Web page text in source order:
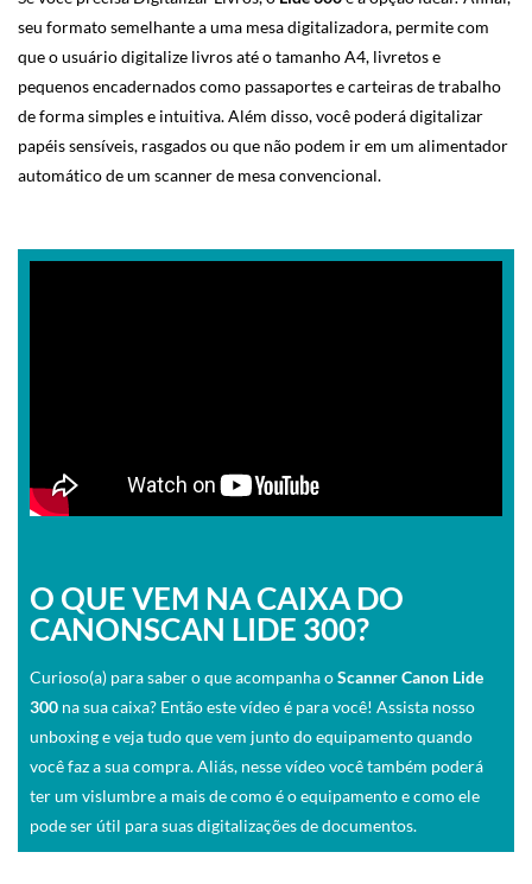
seu formato semelhante a uma mesa digitalizadora, permite com
que o usuário digitalize livros até o tamanho A4, livretos e
pequenos encadernados como passaportes e carteiras de trabalho
de forma simples e intuitiva. Além disso, você poderá digitalizar
papéis sensíveis, rasgados ou que não podem ir em um alimentador
automático de um scanner de mesa convencional.
O QUE VEM NA CAIXA DO
CANONSCAN LIDE 300?
Curioso(a) para saber o que acompanha oScanner Canon Lide
300 na sua caixa? Então este vídeo é para você! Assista nosso
unboxing e veja tudo que vem junto do equipamento quando
você faz a sua compra. Aliás, nesse vídeo você também poderá
ter um vislumbre a mais de como é o equipamento e como ele
pode ser útil para suas digitalizações de documentos.